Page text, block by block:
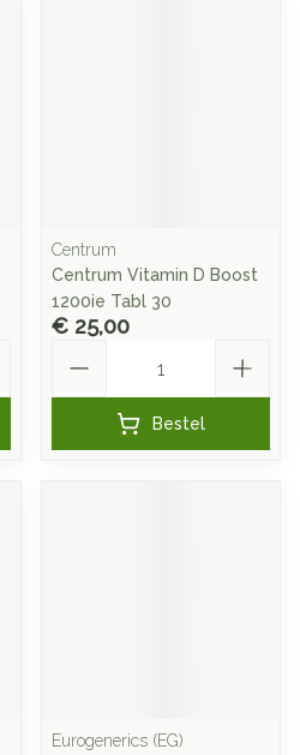
Centrum
Centrum Vitamin D Boost
1200ie Tabl 30
€ 25,00
Bestel
Eurogenerics (EG)